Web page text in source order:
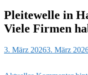
Pleitewelle in
Viele Firmen
3. März 20263. März